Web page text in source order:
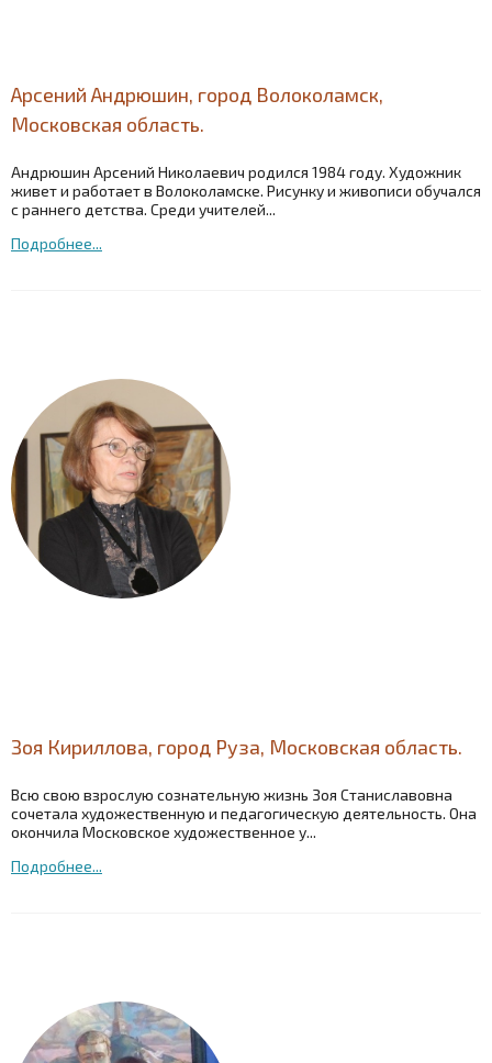
Арсений Андрюшин, город Волоколамск,
Московская область.
Андрюшин Арсений Николаевич родился 1984 году. Художник
живет и работает в Волоколамске. Рисунку и живописи обучался
с раннего детства. Среди учителей...
Подробнее...
Зоя Кириллова, город Руза, Московская область.
Всю свою взрослую сознательную жизнь Зоя Станиславовна
сочетала художественную и педагогическую деятельность. Она
окончила Московское художественное у...
Подробнее...